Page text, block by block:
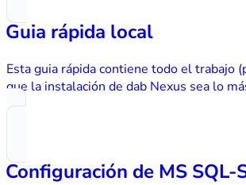
Guia rápida local
Esta guia rápida contiene todo el trabajo
que la instalación de dab Nexus sea lo
Configuración de MS SQL-